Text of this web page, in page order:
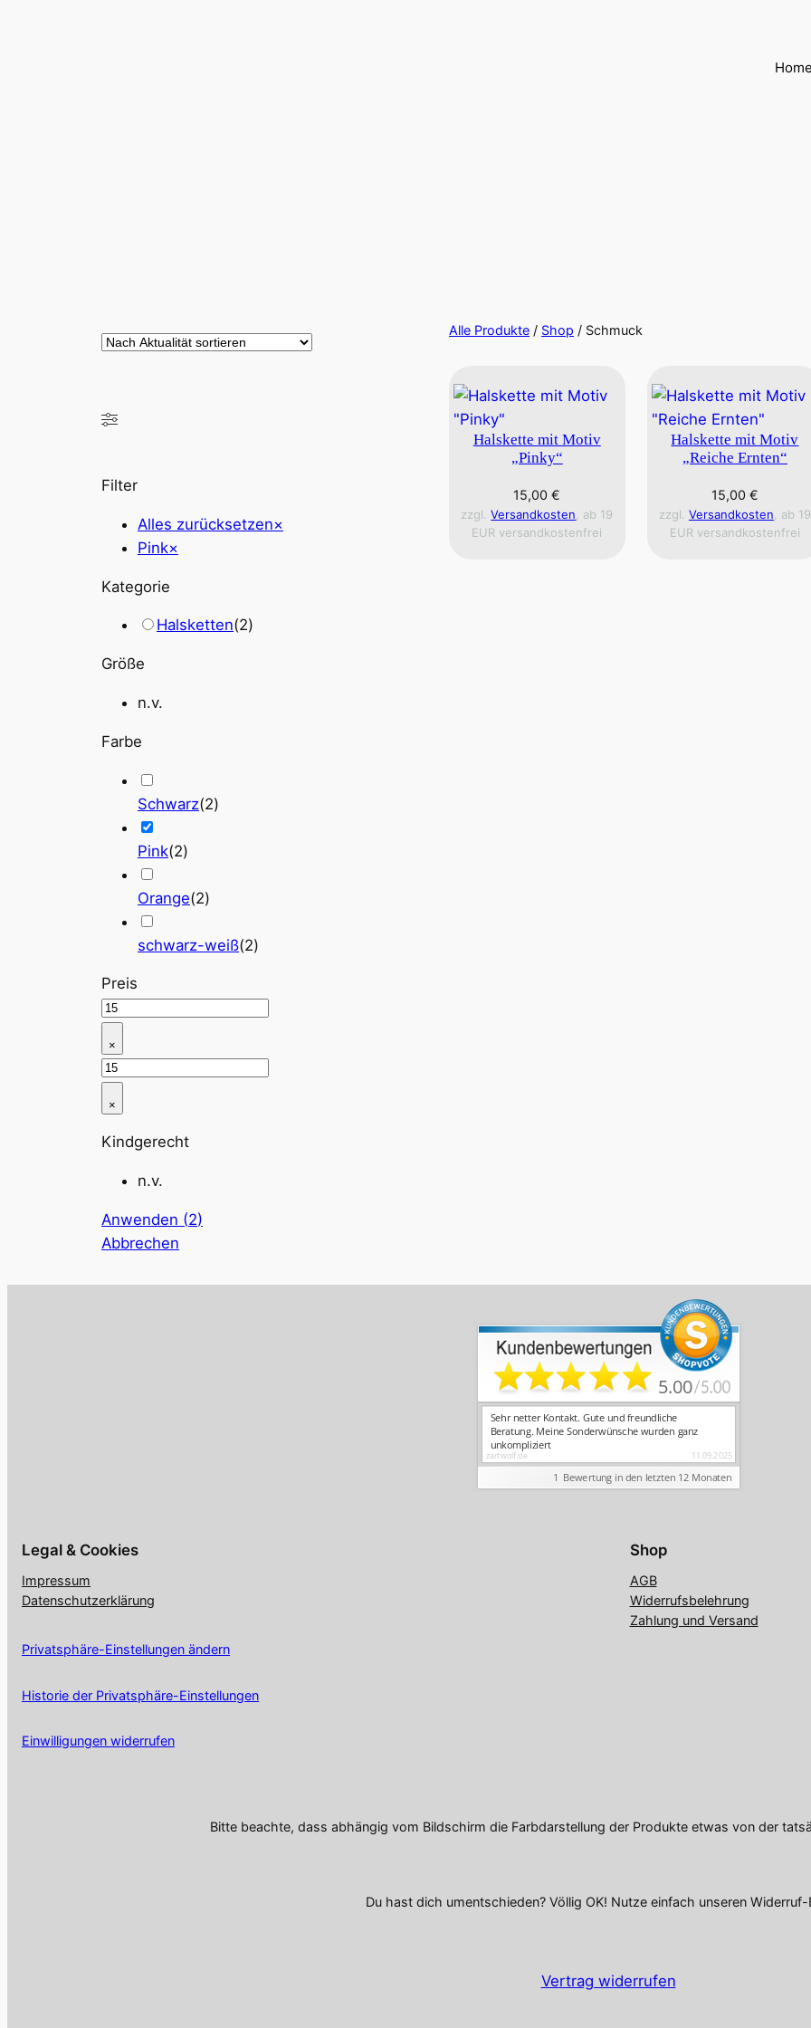
Home
Filter
Alles zurücksetzen×
Pink×
Kategorie
Halsketten(2)
Größe
n.v.
Farbe
Schwarz(2)
Pink(2)
Orange(2)
schwarz-weiß(2)
Preis
×
×
Kindgerecht
n.v.
Anwenden (2)
Abbrechen
Alle Produkte / Shop / Schmuck
Halskette mit Motiv
„Pinky“
15,00€
zzgl.Versandkosten, ab 19
EUR versandkostenfrei
Halskette mit Motiv
„Reiche Ernten“
15,00 €
zzgl. Versandkosten, ab 19
EUR versandkostenfrei
Legal & Cookies
Impressum
Datenschutzerklärung
Privatsphäre-Einstellungen ändern
Historie der Privatsphäre-Einstellungen
Einwilligungen widerrufen
Shop
AGB
Widerrufsbelehrung
Zahlung und Versand
Bitte beachte, dass abhängig vom Bildschirm die Farbdarstellung der Produkte etwas von der
Du hast dich umentschieden? Völlig OK! Nutze einfach unseren
Vertrag widerrufen